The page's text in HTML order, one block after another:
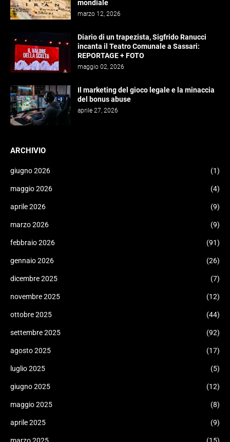
mondiale
marzo 12, 2026
Diario di un trapezista, Sigfrido Ranucci
incanta il Teatro Comunale a Sassari:
REPORTAGE + FOTO
maggio 02, 2026
Il marketing del gioco legale e la minaccia
del bonus abuse
aprile 27, 2026
ARCHIVIO
giugno 2026 (1)
maggio 2026 (4)
aprile 2026 (9)
marzo 2026 (9)
febbraio 2026 (91)
gennaio 2026 (26)
dicembre 2025 (7)
novembre 2025 (12)
ottobre 2025 (44)
settembre 2025 (92)
agosto 2025 (17)
luglio 2025 (5)
giugno 2025 (12)
maggio 2025 (8)
aprile 2025 (9)
marzo 2025 (15)